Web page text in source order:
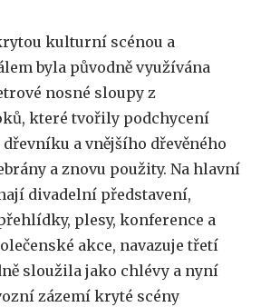
kulturní scénou a
byla původně využívána
nosné sloupy z
které tvořily podchycení
a vnějšího dřevěného
a znovu použity. Na hlavní
divadelní představení,
plesy, konference a
akce, navazuje třetí
sloužila jako chlévy a nyní
zázemí kryté scény